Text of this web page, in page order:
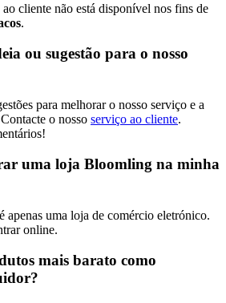
cliente não está disponível nos fins de
.
ou sugestão para o nosso
para melhorar o nosso serviço e a
o nosso serviço ao cliente.
uma loja Bloomling na minha
uma loja de comércio eletrónico.
online.
mais barato como